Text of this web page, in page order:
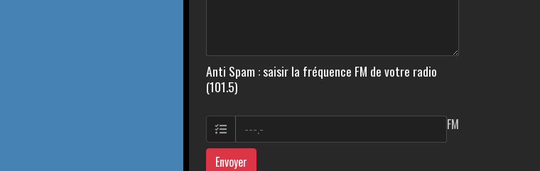
Anti Spam : saisir la fréquence FM de votre radio
(101.5)
FM
Envoyer